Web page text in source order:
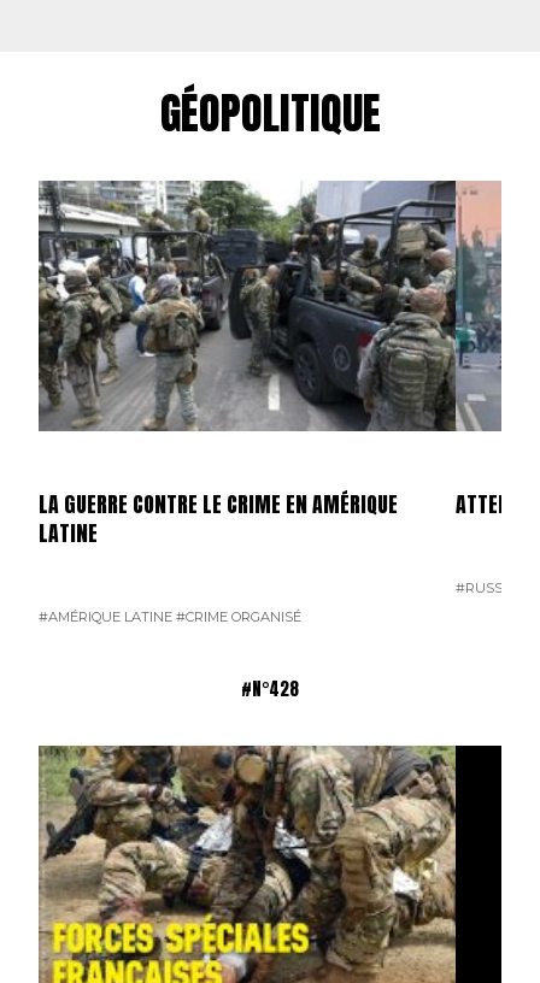
GÉOPOLITIQUE
LA GUERRE CONTRE LE CRIME EN AMÉRIQUE
LATINE
#AMÉRIQUE LATINE #CRIME ORGANISÉ
#RUSSIE
#N°428